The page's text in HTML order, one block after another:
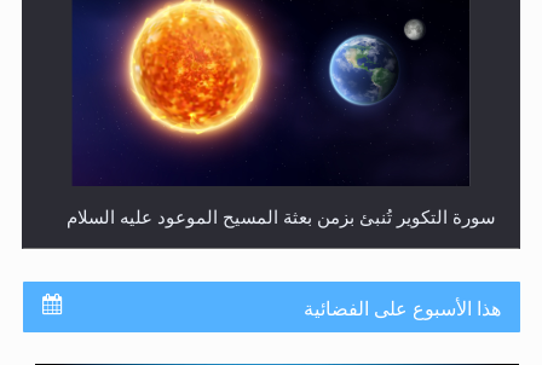
هذا الأسبوع على الفضائية